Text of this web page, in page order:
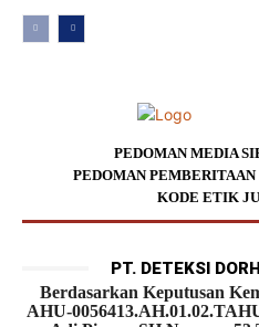
PEDOMAN MEDIA
PEDOMAN
KODE ETIK
PT. DETEKSI
Berdasarkan Keputusan
AHU-